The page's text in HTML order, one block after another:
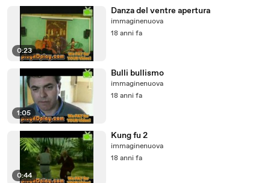
0:23
Danza del ventre apertura
immaginenuova
18 anni fa
1:05
Bulli bullismo
immaginenuova
18 anni fa
0:44
Kung fu 2
immaginenuova
18 anni fa